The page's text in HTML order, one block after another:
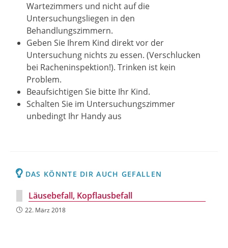
Wartezimmers und nicht auf die
Untersuchungsliegen in den
Behandlungszimmern.
Geben Sie Ihrem Kind direkt vor der
Untersuchung nichts zu essen. (Verschlucken
bei Racheninspektion!). Trinken ist kein
Problem.
Beaufsichtigen Sie bitte Ihr Kind.
Schalten Sie im Untersuchungszimmer
unbedingt Ihr Handy aus
DAS KÖNNTE DIR AUCH GEFALLEN
Läusebefall, Kopflausbefall
22. März 2018